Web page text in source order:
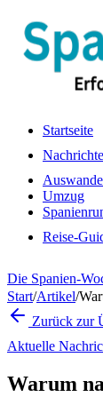
Startseite
Umzug
Reise-
Die Spanien-
Start/Artikel/
Zurück zur
Aktuelle
Warum